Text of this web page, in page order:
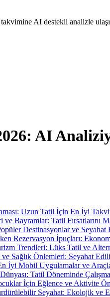
AI destekli analizle
AI
Uzun Tatil İçin En İyi
ve Bayramlar: Tatil Fırsatlarını
Destinasyonlar ve Seyahat
Rezervasyon İpuçları:
Trendleri: Lüks Tatil ve
Sağlık Önlemleri: Seyahat
İyi Mobil Uygulamalar ve
Tatil Döneminde
İçin Eğlence ve Aktivite
Seyahat: Ekolojik ve